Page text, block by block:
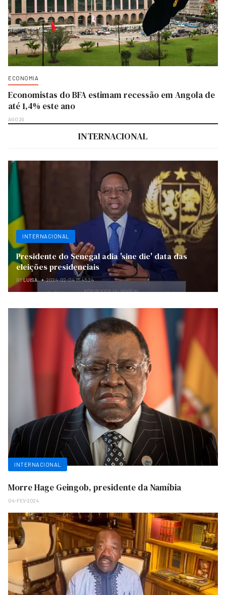
ECONOMIA
Economistas do BFA estimam recessão em Angola de
até 1,4% este ano
AGO 29
INTERNACIONAL
INTERNACIONAL
Presidente do Senegal adia 'sine die' data das
eleições presidenciais
BYLUISA 2024-02-04 11:46:24
INTERNACIONAL
Morre Hage Geingob, presidente da Namíbia
04-FEV-2024